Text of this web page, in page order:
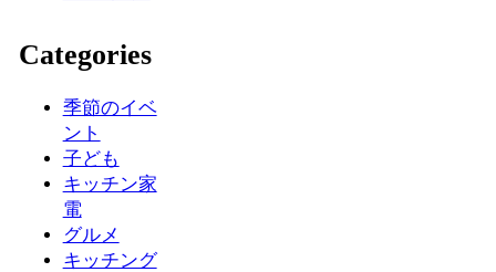
Categories
季節のイベ
ント
子ども
キッチン家
電
グルメ
キッチング